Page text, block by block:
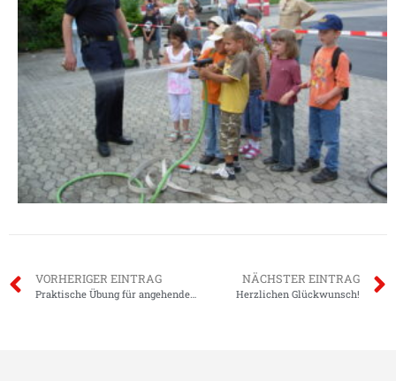
VORHERIGER EINTRAG
Praktische Übung für angehende Maschinisten
NÄCHSTER EINTRAG
Herzlichen Glückwunsch!